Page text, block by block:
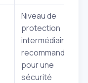
Niveau de
protection
intermédiaire,
recommandé
pour une
sécurité